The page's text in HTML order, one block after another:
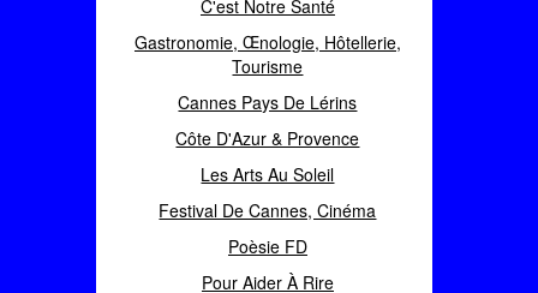
C'est Notre Santé
Gastronomie, Œnologie, Hôtellerie,
Tourisme
Cannes Pays De Lérins
Côte D'Azur & Provence
Les Arts Au Soleil
Festival De Cannes, Cinéma
Poèsie FD
Pour Aider À Rire